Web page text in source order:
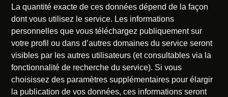
La quantité exacte de ces données dépend de la façon
dont vous utilisez le service. Les informations
personnelles que vous téléchargez publiquement sur
votre profil ou dans d’autres domaines du service seront
visibles par les autres utilisateurs (et consultables via la
fonctionnalité de recherche du service). Si vous
choisissez des paramètres supplémentaires pour élargir
la publication de vos données, ces informations seront